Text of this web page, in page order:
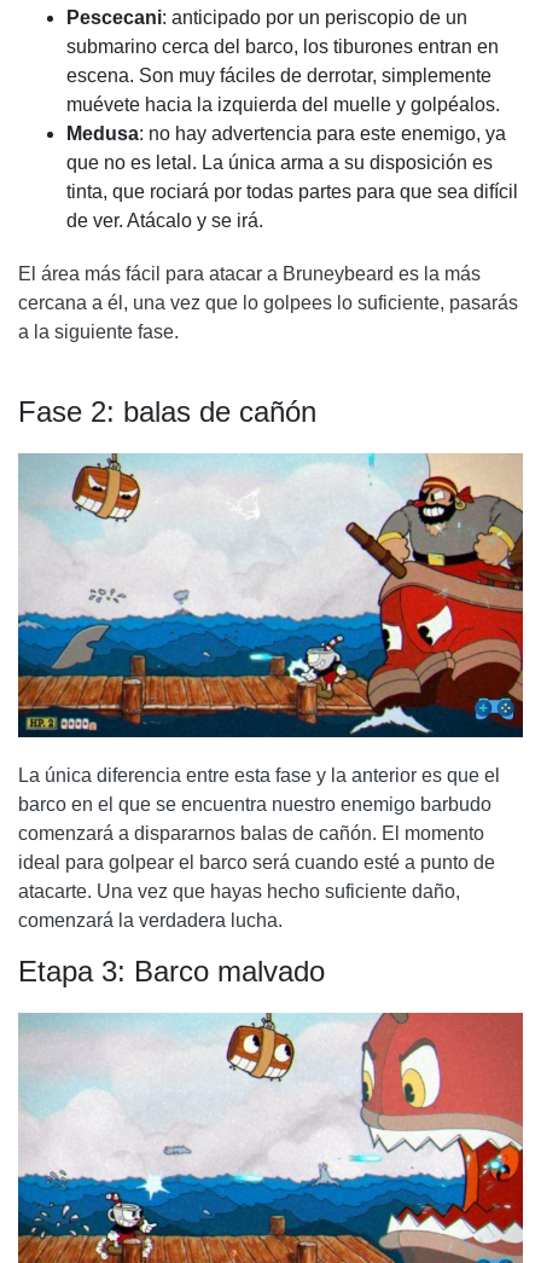
Pescecani: anticipado por un periscopio de un
submarino cerca del barco, los tiburones entran en
escena. Son muy fáciles de derrotar, simplemente
muévete hacia la izquierda del muelle y golpéalos.
Medusa: no hay advertencia para este enemigo, ya
que no es letal. La única arma a su disposición es
tinta, que rociará por todas partes para que sea difícil
de ver. Atácalo y se irá.
El área más fácil para atacar a Bruneybeard es la más
cercana a él, una vez que lo golpees lo suficiente, pasarás
a la siguiente fase.
Fase 2: balas de cañón
La única diferencia entre esta fase y la anterior es que el
barco en el que se encuentra nuestro enemigo barbudo
comenzará a dispararnos balas de cañón. El momento
ideal para golpear el barco será cuando esté a punto de
atacarte. Una vez que hayas hecho suficiente daño,
comenzará la verdadera lucha.
Etapa 3: Barco malvado